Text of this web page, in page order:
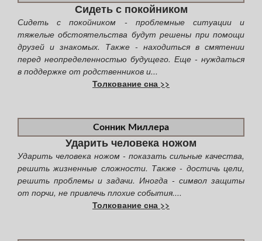
Сидеть с покойником
Сидеть с покойником - проблемные ситуации и
тяжелые обстоятельства будут решены при помощи
друзей и знакомых. Также - находиться в смятении
перед неопределенностью будущего. Еще - нуждаться
в поддержке от родственников и...
Толкование сна >>
Сонник Миллера
Ударить человека ножом
Ударить человека ножом - показать сильные качества,
решить жизненные сложности. Также - достичь цели,
решить проблемы и задачи. Иногда - символ защиты
от порчи, не привлечь плохие события....
Толкование сна >>